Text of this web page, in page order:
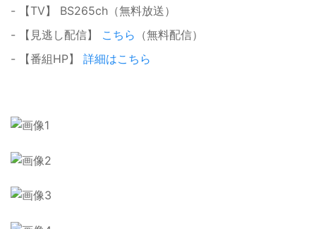
- 【TV】 BS265ch（無料放送）
- 【見逃し配信】 こちら （無料配信）
- 【番組HP】 詳細はこちら